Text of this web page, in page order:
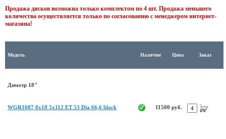
Продажа дисков возможна только комплектом по 4 шт. Продажа меньшего
количества осуществляется только по согласованию с менеджером интернет-
магазина!
Модель Наличие Цена Заказ
Диметр 18"
WGR1607 8x18 5x112 ET 53 Dia 66,6 black 11500 руб.